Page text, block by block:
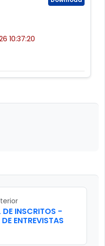
10:37:20
DE INSCRITOS -
ENTREVISTAS